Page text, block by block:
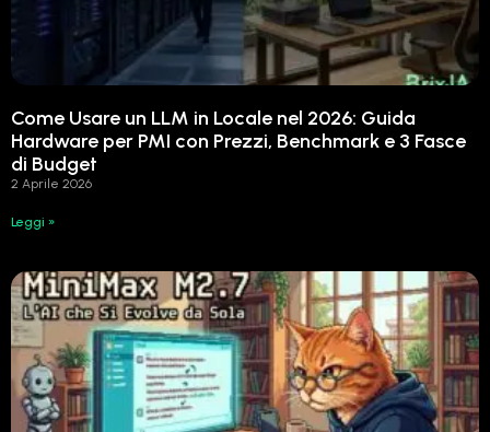
Come Usare un LLM in Locale nel 2026: Guida
Hardware per PMI con Prezzi, Benchmark e 3 Fasce
di Budget
2 Aprile 2026
Leggi »